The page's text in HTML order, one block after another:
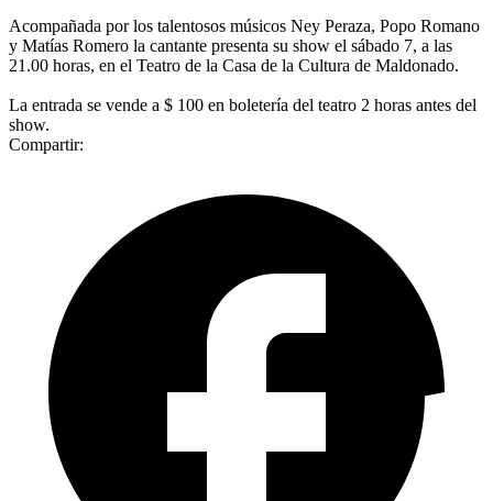
Acompañada por los talentosos músicos Ney Peraza, Popo Romano
y Matías Romero la cantante presenta su show el sábado 7, a las
21.00 horas, en el Teatro de la Casa de la Cultura de Maldonado.
La entrada se vende a $ 100 en boletería del teatro 2 horas antes del
show.
Compartir: